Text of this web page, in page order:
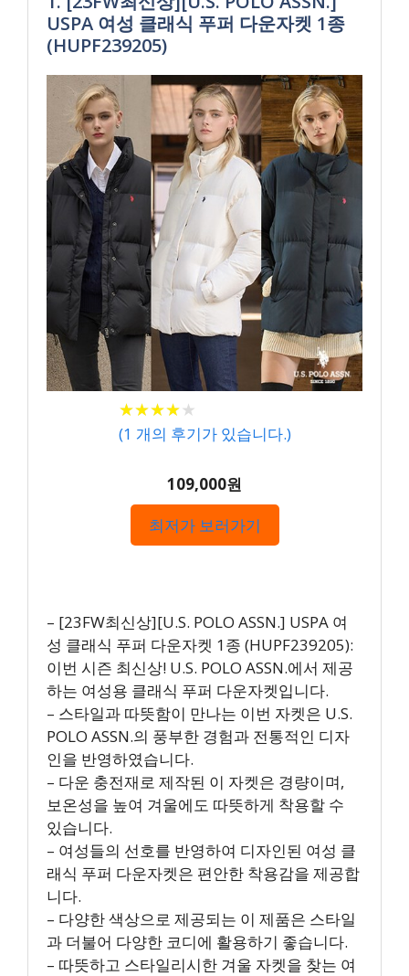
USPA 여성 클래식 푸퍼 다운자켓 1종
(HUPF239205)
★★★★★
★★★★★
(1 개의 후기가 있습니다.)
109,000원
최저가 보러가기
– [23FW최신상][U.S. POLO ASSN.] USPA 여
성 클래식 푸퍼 다운자켓 1종 (HUPF239205):
이번 시즌 최신상! U.S. POLO ASSN.에서 제공
하는 여성용 클래식 푸퍼 다운자켓입니다.
– 스타일과 따뜻함이 만나는 이번 자켓은 U.S.
POLO ASSN.의 풍부한 경험과 전통적인 디자
인을 반영하였습니다.
– 다운 충전재로 제작된 이 자켓은 경량이며,
보온성을 높여 겨울에도 따뜻하게 착용할 수
있습니다.
– 여성들의 선호를 반영하여 디자인된 여성 클
래식 푸퍼 다운자켓은 편안한 착용감을 제공합
니다.
– 다양한 색상으로 제공되는 이 제품은 스타일
과 더불어 다양한 코디에 활용하기 좋습니다.
– 따뜻하고 스타일리시한 겨울 자켓을 찾는 여